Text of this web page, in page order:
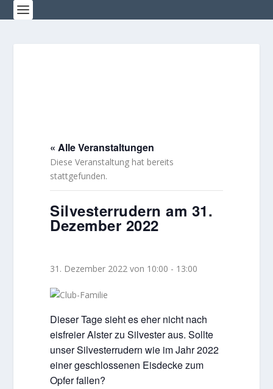
« Alle Veranstaltungen
Diese Veranstaltung hat bereits
stattgefunden.
Silvesterrudern am 31.
Dezember 2022
31. Dezember 2022 von 10:00 - 13:00
Dieser Tage sieht es eher nicht nach
eisfreier Alster zu Silvester aus. Sollte
unser Silvesterrudern wie im Jahr 2022
einer geschlossenen Eisdecke zum
Opfer fallen?